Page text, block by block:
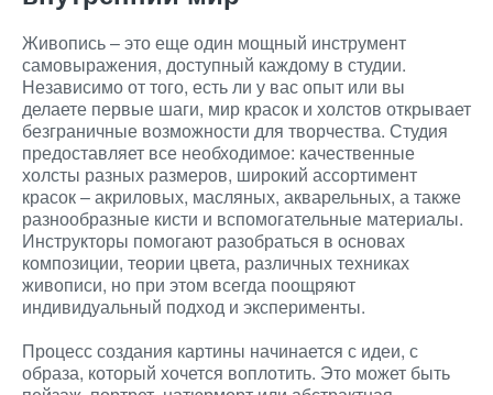
Живопись – это еще один мощный инструмент
самовыражения, доступный каждому в студии.
Независимо от того, есть ли у вас опыт или вы
делаете первые шаги, мир красок и холстов открывает
безграничные возможности для творчества. Студия
предоставляет все необходимое: качественные
холсты разных размеров, широкий ассортимент
красок – акриловых, масляных, акварельных, а также
разнообразные кисти и вспомогательные материалы.
Инструкторы помогают разобраться в основах
композиции, теории цвета, различных техниках
живописи, но при этом всегда поощряют
индивидуальный подход и эксперименты.
Процесс создания картины начинается с идеи, с
образа, который хочется воплотить. Это может быть